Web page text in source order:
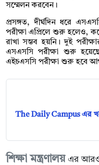
সম্মেলন করবেন।
প্রসঙ্গত, দীর্ঘদিন ধরে
পরীক্ষা এপ্রিলে শুরু হলেও,
রাখা সম্ভব হয়নি। দুই
এসএসসি পরীক্ষা শুরু
এইচএসসি পরীক্ষা শুরু হবে
The Daily Campus এর
শিক্ষা মন্ত্রণালয় এর আরও